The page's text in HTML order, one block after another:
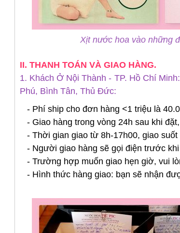
Xịt nước hoa vào những
II. THANH TOÁN VÀ GIAO HÀNG.
1. Khách Ở Nội Thành - TP. Hồ Chí
Phú, Bình Tân, Thủ Đức:
- Phí ship cho đơn hàng <1 triệu là
- Giao hàng trong vòng 24h sau khi
- Thời gian giao từ 8h-17h00, giao
- Người giao hàng sẽ gọi điện trước
- Trường hợp muốn giao hẹn giờ, vui
- Hình thức hàng giao: bạn sẽ nhận